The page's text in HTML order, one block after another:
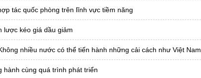
tác quốc phòng trên lĩnh vực tiềm năng
lược kéo giá dầu giảm
nhiều nước có thể tiến hành những cải cách như Việt Nam
hành cùng quá trình phát triển